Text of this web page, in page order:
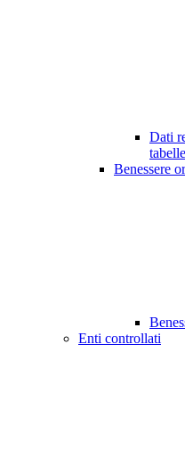
Dati
Benessere
Enti controllati